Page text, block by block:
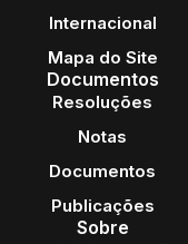
Internacional
Mapa do Site
Documentos
Resoluções
Notas
Documentos
Publicações
Sobre